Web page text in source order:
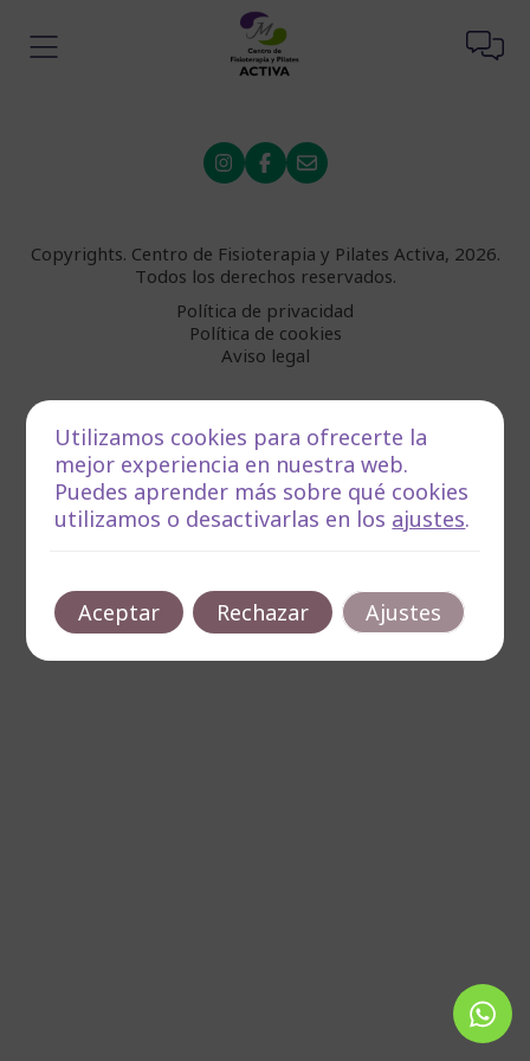
Español
Copyrights. Centro de Fisioterapia y Pilates Activa, 2026.
Todos los derechos reservados.
Política de privacidad
Política de cookies
Aviso legal
Utilizamos cookies para ofrecerte la
mejor experiencia en nuestra web.
Puedes aprender más sobre qué cookies
utilizamos o desactivarlas en los ajustes.
Aceptar Rechazar Ajustes